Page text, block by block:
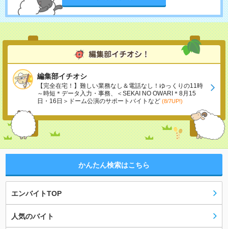
編集部イチオシ
【完全在宅！】難しい業務なし＆電話なし！ゆっくりの11時
～時短＊データ入力・事務、＜SEKAI NO OWARI＊8月15
日・16日＞ドーム公演のサポートバイトなど (8/7UP!)
かんたん検索はこちら
エンバイトTOP
人気のバイト